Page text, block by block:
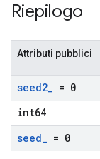
Riepilogo
Attributi pubblici
seed2_ = 0
int64
seed_ = 0